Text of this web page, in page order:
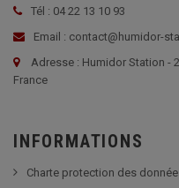
Tél : 04 22 13 10 93
Email : contact@humidor-
Adresse : Humidor Station -
France
INFORMATIONS
Charte protection des